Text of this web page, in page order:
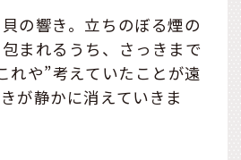
の響き。立ちのぼる煙の
まれるうち、さっきまで
れや”考えていたことが遠
が静かに消えていきま